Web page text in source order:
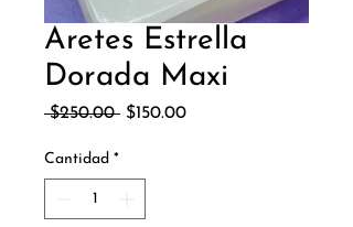
Aretes Estrella
Dorada Maxi
$250.00 Precio
$150.00Precio
Cantidad *